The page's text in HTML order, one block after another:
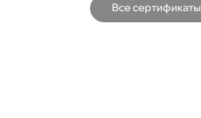
Все сертификаты